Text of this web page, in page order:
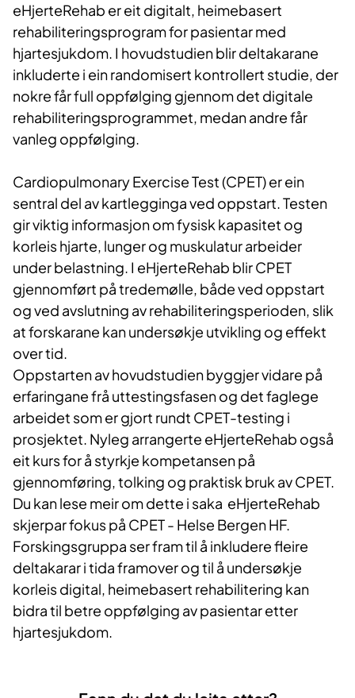
eHjerteRehab er eit digitalt, heimebasert
rehabiliteringsprogram for pasientar med
hjartesjukdom. I hovudstudien blir deltakarane
inkluderte i ein randomisert kontrollert studie, der
nokre får full oppfølging gjennom det digitale
rehabiliteringsprogrammet, medan andre får
vanleg oppfølging.
Cardiopulmonary Exercise Test (CPET) er ein
sentral del av kartlegginga ved oppstart. Testen
gir viktig informasjon om fysisk kapasitet og
korleis hjarte, lunger og muskulatur arbeider
under belastning. I eHjerteRehab blir CPET
gjennomført på tredemølle, både ved oppstart
og ved avslutning av rehabiliteringsperioden, slik
at forskarane kan undersøkje utvikling og effekt
over tid.
Oppstarten av hovudstudien byggjer vidare på
erfaringane frå uttestingsfasen og det faglege
arbeidet som er gjort rundt CPET-testing i
prosjektet. Nyleg arrangerte eHjerteRehab også
eit kurs for å styrkje kompetansen på
gjennomføring, tolking og praktisk bruk av CPET.
Du kan lese meir om dette i saka eHjerteRehab
skjerpar fokus på CPET - Helse Bergen HF.
Forskingsgruppa ser fram til å inkludere fleire
deltakarar i tida framover og til å undersøkje
korleis digital, heimebasert rehabilitering kan
bidra til betre oppfølging av pasientar etter
hjartesjukdom.